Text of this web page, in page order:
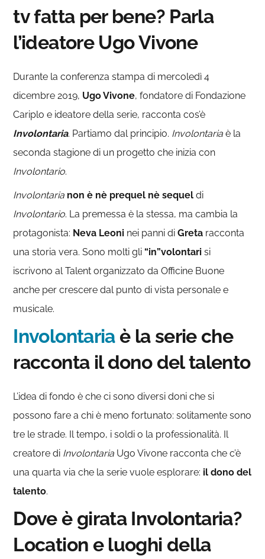
tv fatta per bene? Parla
l’ideatore Ugo Vivone
Durante la conferenza stampa di mercoledì 4
dicembre 2019, Ugo Vivone, fondatore di Fondazione
Cariplo e ideatore della serie, racconta cos’è
Involontaria. Partiamo dal principio. Involontaria è la
seconda stagione di un progetto che inizia con
Involontario.
Involontaria non è nè prequel nè sequel di
Involontario. La premessa è la stessa, ma cambia la
protagonista: Neva Leoni nei panni di Greta racconta
una storia vera. Sono molti gli“in”volontari si
iscrivono al Talent organizzato da Officine Buone
anche per crescere dal punto di vista personale e
musicale.
Involontariaè la serie che
racconta il dono del talento
L’idea di fondo è che ci sono diversi doni che si
possono fare a chi è meno fortunato: solitamente sono
tre le strade. Il tempo, i soldi o la professionalità. Il
creatore di Involontaria Ugo Vivone racconta che c’è
una quarta via che la serie vuole esplorare: il dono del
talento.
Dove è girata Involontaria?
Location e luoghi della